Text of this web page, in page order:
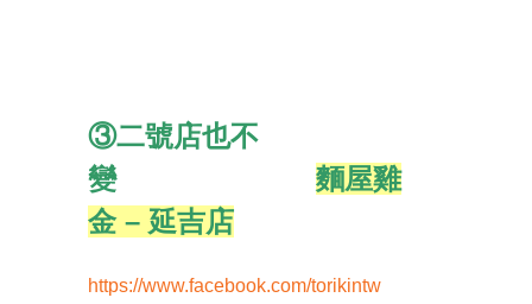
③二號店也不
變 麵屋雞
金 – 延吉店
https://www.facebook.com/torikintw